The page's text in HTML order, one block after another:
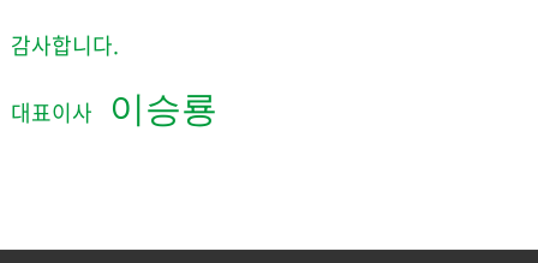
감사합니다.
대표이사 이승룡